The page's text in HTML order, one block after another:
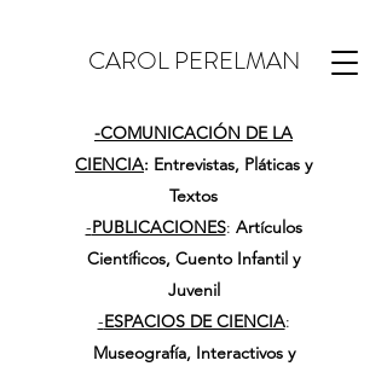
CAROL PERELMAN
-COMUNICACIÓN DE LA
CIENCIA: Entrevistas, Pláticas y
Textos
-PUBLICACIONES: Artículos
Científicos, Cuento Infantil y
Juvenil
-ESPACIOS DE CIENCIA:
Museografía, Interactivos y